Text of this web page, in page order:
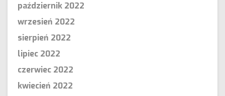
październik 2022
wrzesień 2022
sierpień 2022
lipiec 2022
czerwiec 2022
kwiecień 2022